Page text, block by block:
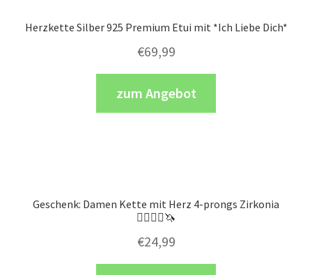
Herzkette Silber 925 Premium Etui mit *Ich Liebe Dich*
€69,99
zum Angebot
Geschenk: Damen Kette mit Herz 4-prongs Zirkonia
👩‍❤️‍💋‍👨🦄
€24,99